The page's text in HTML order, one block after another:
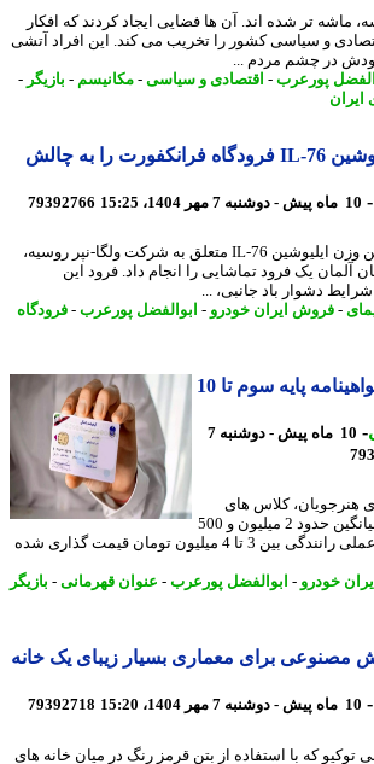
تر شده اند. آن ها فضایی ایجاد کردند که افکار
و سیاسی کشور را تخریب می کند. این افراد آتشی
در چشم مردم ...
پورعرب- اقتصادی و سیاسی-مکانیسم-بازیگر-
غول پرنده ایلیوشین IL-76 فرودگاه فرانکفورت را به چالش
79392766
یک فروند هواپیمای سنگین وزن ایلیوشین IL-76 متعلق به شرکت ولگا-نپر روسیه،
یک فرود تماشایی را انجام داد. فرود این
دشوار باد جانبی، ...
-فروش ایران خودرو-ابوالفضل پورعرب- فرودگاه
هزینه صدور گواهینامه پایه سوم تا 10
10 ماه پیش - دوشنبه 7
کلاس های
تئوری آیین نامه به طور میانگین حدود 2 میلیون و 500
هزار تومان و کلاس های عملی رانندگی بین 3 تا 4 میلیون تومان قیمت گذاری شده
خودرو-ابوالفضل پورعرب- عنوان قهرمانی-بازیگر
برای معماری بسیار زیبای یک خانه
79392718
که با استفاده از بتن قرمز رنگ در میان خانه های